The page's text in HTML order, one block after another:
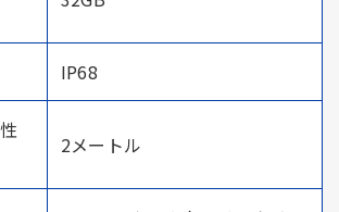
IP68
2メートル